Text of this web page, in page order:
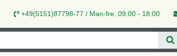
+49(5151)87798-77 / Man-fre: 09:00 - 18:00